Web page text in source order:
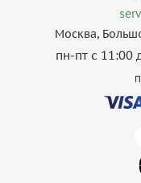
Москва,
пн-пт с 11:00